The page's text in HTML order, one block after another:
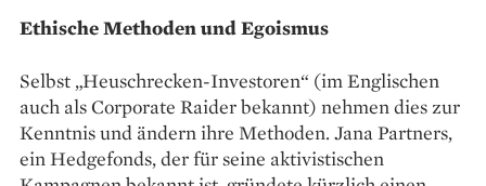
Ethische Methoden und Egoismus
Selbst „Heuschrecken-Investoren“ (im Englischen
auch als Corporate Raider bekannt) nehmen dies zur
Kenntnis und ändern ihre ­Methoden. Jana Partners,
ein Hedgefonds, der für seine aktivistischen